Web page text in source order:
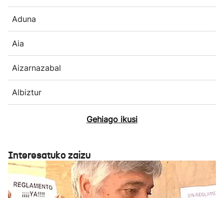
Aduna
Aia
Aizarnazabal
Albiztur
Gehiago ikusi
Interesatuko zaizu